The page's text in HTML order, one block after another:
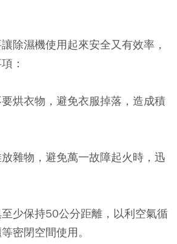
除濕機使用起來安全又有效率，
：
烘衣物，避免衣服掉落，造成積
雜物，避免萬一故障起火時，迅
少保持50公分距離，以利空氣循
密閉空間使用。